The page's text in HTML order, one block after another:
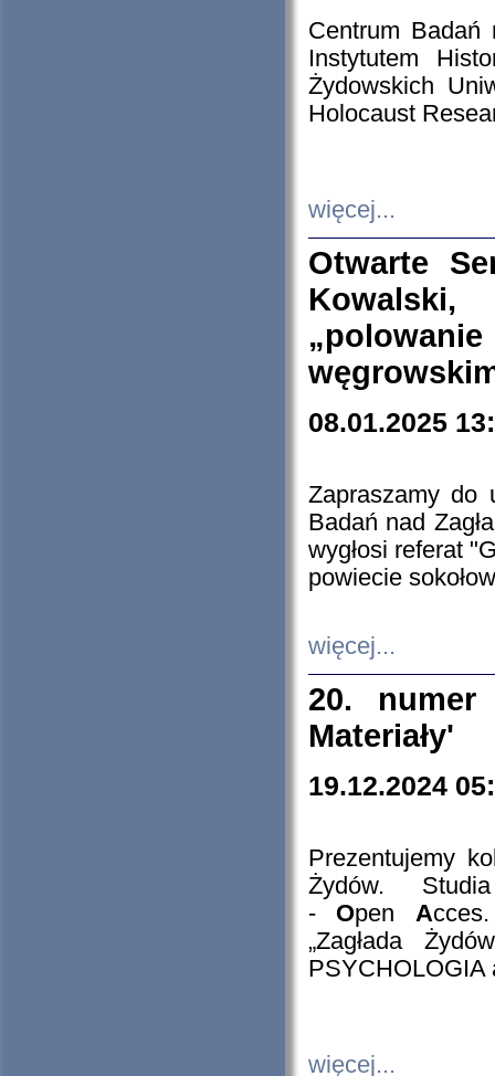
Centrum Badań
Instytutem
Żydowskich
Holocaust
więcej...
Otwarte
08.01.2025
Zapraszamy do
Badań nad
wygłosi referat
powiecie
więcej...
20. numer
Materiały'
19.12.2024
Prezentujemy
Żydów.
- Open A
„Zagłada
PSYCHOLOGIA
więcej...